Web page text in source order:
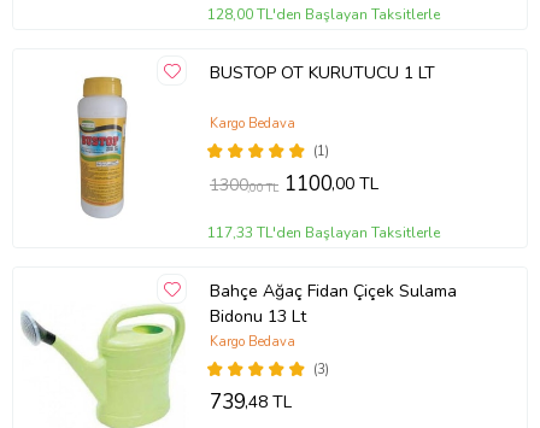
128,00 TL'den Başlayan Taksitlerle
BUSTOP OT KURUTUCU 1 LT
(1)
Kargo Bedava
1300,00 TL 1100,00 TL
117,33 TL'den Başlayan Taksitlerle
Bahçe Ağaç Fidan Çiçek Sulama
Bidonu 13 Lt
(3)
Kargo Bedava
739,48 TL